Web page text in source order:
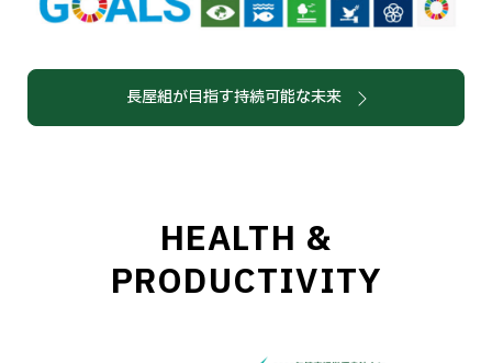
長屋組が目指す持続可能な未来
HEALTH &
PRODUCTIVITY